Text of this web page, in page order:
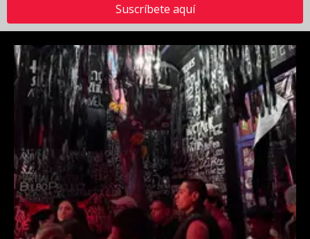
Suscríbete aquí